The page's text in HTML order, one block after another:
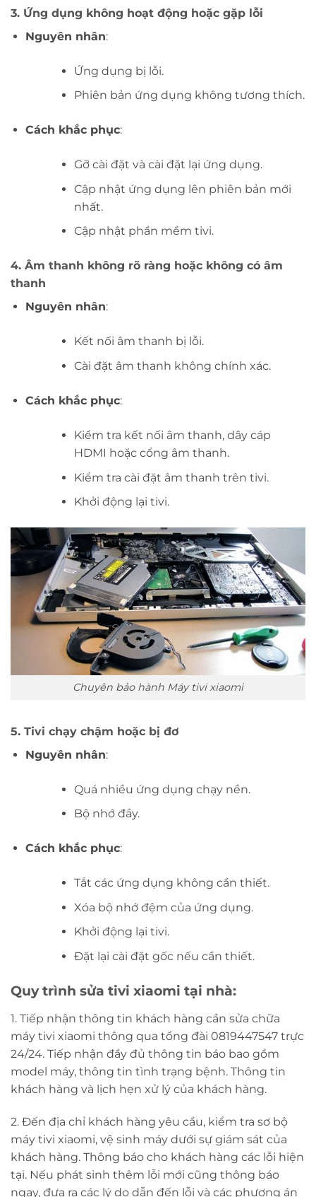
3. Ứng dụng không hoạt động hoặc gặp lỗi
Nguyên nhân:
Ứng dụng bị lỗi.
Phiên bản ứng dụng không tương thích.
Cách khắc phục:
Gỡ cài đặt và cài đặt lại ứng dụng.
Cập nhật ứng dụng lên phiên bản mới
nhất.
Cập nhật phần mềm tivi.
4. Âm thanh không rõ ràng hoặc không có âm
thanh
Nguyên nhân:
Kết nối âm thanh bị lỗi.
Cài đặt âm thanh không chính xác.
Cách khắc phục:
Kiểm tra kết nối âm thanh, dây cáp
HDMI hoặc cổng âm thanh.
Kiểm tra cài đặt âm thanh trên tivi.
Khởi động lại tivi.
Chuyên bảo hành Máy tivi xiaomi
5. Tivi chạy chậm hoặc bị đơ
Nguyên nhân:
Quá nhiều ứng dụng chạy nền.
Bộ nhớ đầy.
Cách khắc phục:
Tắt các ứng dụng không cần thiết.
Xóa bộ nhớ đệm của ứng dụng.
Khởi động lại tivi.
Đặt lại cài đặt gốc nếu cần thiết.
Quy trình sửa tivi xiaomi tại nhà:
1. Tiếp nhận thông tin khách hàng cần sửa chữa
máy tivi xiaomi thông qua tổng đài 0819447547 trực
24/24. Tiếp nhận đầy đủ thông tin báo bao gồm
model máy, thông tin tình trạng bệnh. Thông tin
khách hàng và lịch hẹn xử lý của khách hàng.
2. Đến địa chỉ khách hàng yêu cầu, kiểm tra sơ bộ
máy tivi xiaomi, vệ sinh máy dưới sự giám sát của
khách hàng. Thông báo cho khách hàng các lỗi hiện
tại. Nếu phát sinh thêm lỗi mới cũng thông báo
ngay, đưa ra các lý do dẫn đến lỗi và các phương án